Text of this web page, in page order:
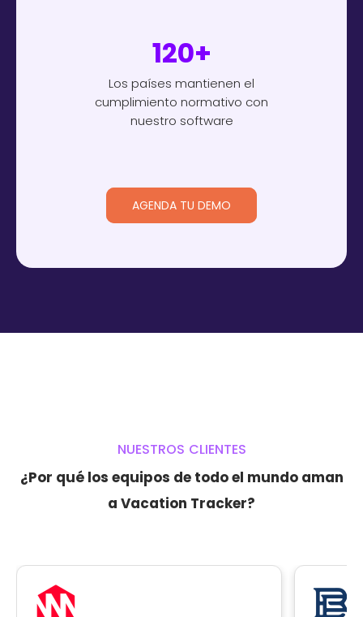
120+
Los países mantienen el
cumplimiento normativo con
nuestro software
AGENDA TU DEMO
NUESTROS CLIENTES
¿Por qué los equipos de todo el mundo aman
a Vacation Tracker?